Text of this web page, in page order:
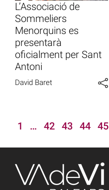
L’Associació de
Sommeliers
Menorquins es
presentarà
oficialment per Sant
Antoni
David Baret
1 … 42 43 44 45